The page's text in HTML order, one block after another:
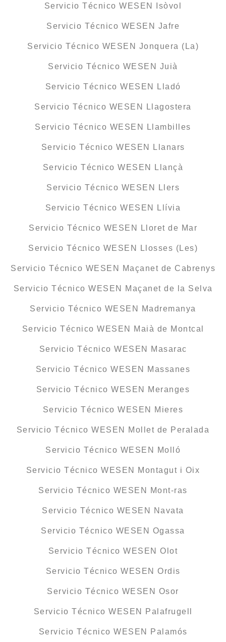
Servicio Técnico WESEN Isòvol
Servicio Técnico WESEN Jafre
Servicio Técnico WESEN Jonquera (La)
Servicio Técnico WESEN Juià
Servicio Técnico WESEN Lladó
Servicio Técnico WESEN Llagostera
Servicio Técnico WESEN Llambilles
Servicio Técnico WESEN Llanars
Servicio Técnico WESEN Llançà
Servicio Técnico WESEN Llers
Servicio Técnico WESEN Llívia
Servicio Técnico WESEN Lloret de Mar
Servicio Técnico WESEN Llosses (Les)
Servicio Técnico WESEN Maçanet de Cabrenys
Servicio Técnico WESEN Maçanet de la Selva
Servicio Técnico WESEN Madremanya
Servicio Técnico WESEN Maià de Montcal
Servicio Técnico WESEN Masarac
Servicio Técnico WESEN Massanes
Servicio Técnico WESEN Meranges
Servicio Técnico WESEN Mieres
Servicio Técnico WESEN Mollet de Peralada
Servicio Técnico WESEN Molló
Servicio Técnico WESEN Montagut i Oix
Servicio Técnico WESEN Mont-ras
Servicio Técnico WESEN Navata
Servicio Técnico WESEN Ogassa
Servicio Técnico WESEN Olot
Servicio Técnico WESEN Ordis
Servicio Técnico WESEN Osor
Servicio Técnico WESEN Palafrugell
Servicio Técnico WESEN Palamós